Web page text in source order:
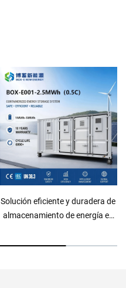
Solución eficiente y duradera de
almacenamiento de energía en
de 1 MW y 2 MWh